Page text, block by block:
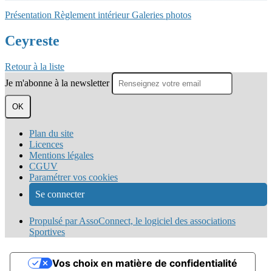
Présentation Règlement intérieurGaleries photos
Ceyreste
Retour à la liste
Je m'abonne à la newsletter
OK
Plan du site
Licences
Mentions légales
CGUV
Paramétrer vos cookies
Se connecter
Propulsé par AssoConnect, le logiciel des associations
Sportives
Vos choix en matière de confidentialité